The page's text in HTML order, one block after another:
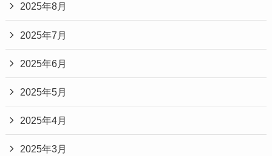
2025年8月
2025年7月
2025年6月
2025年5月
2025年4月
2025年3月